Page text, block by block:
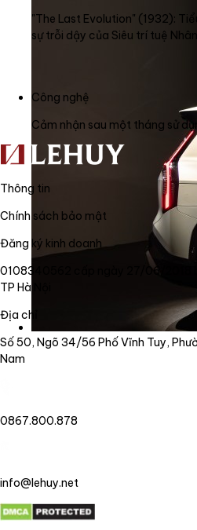
"The Last Evolution" (1932):
sự trỗi dậy của Siêu trí tuệ Nhân
Công nghệ
Cảm nhận sau một tháng sử
Thông tin
Chính sách bảo mật
Đăng ký kinh doanh
0108340562 cấp ngày 27/06/2018
TP Hà Nội
Địa chỉ
Số 50, Ngõ 34/56 Phố Vĩnh Tuy,
Nam
0867.800.878
info@lehuy.net